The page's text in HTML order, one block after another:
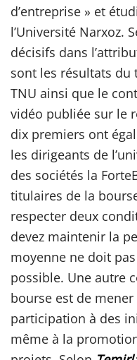
d’entreprise » et
l’Université Narxoz.
décisifs dans
sont les résultats du
TNU ainsi que le
vidéo publiée sur le
dix premiers ont
les dirigeants de
des sociétés la
titulaires de la
respecter deux
devez maintenir la
moyenne ne doit
possible. Une autre
bourse est de
participation à des
même à la